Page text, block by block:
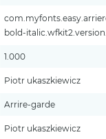
bold-
1.000
Piotr ukaszkiewicz
Arrire-garde
Piotr ukaszkiewicz